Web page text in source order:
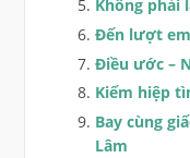
Không phải
Đến lượt
Điều ước –
Kiếm hiệp
Bay cùng
Lâm